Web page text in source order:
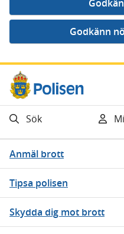
Gå direkt till innehåll
Sök
Anmäl brott
Tipsa polisen
Skydda dig mot brott